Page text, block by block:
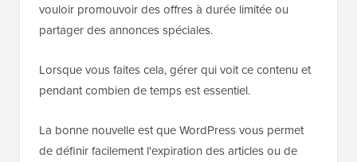
vouloir promouvoir des offres à durée limitée ou
partager des annonces spéciales.
Lorsque vous faites cela, gérer qui voit ce contenu et
pendant combien de temps est essentiel.
La bonne nouvelle est que WordPress vous permet
de définir facilement l'expiration des articles ou de